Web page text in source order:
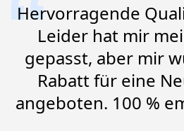
Hervorragende
Leider hat mir
gepasst, aber mir
Rabatt für eine
angeboten. 100 %